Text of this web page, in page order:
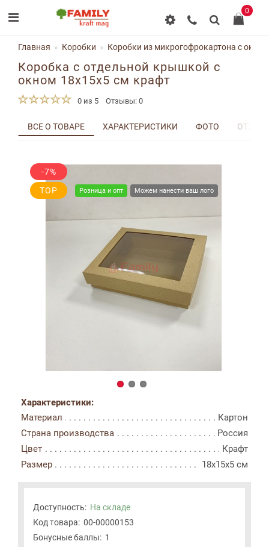
0
Главная Коробки Коробки из микрогофрокартона с окном
Коробка с отдельной крышкой с
окном 18x15x5 см крафт
0 из 5 Отзывы: 0
ВСЕ О ТОВАРЕ ХАРАКТЕРИСТИКИ ФОТО
Розница и опт Можем нанести ваш лого
-7%
TOP
Характеристики:
Материал
Картон
Страна производства
Россия
Цвет
Крафт
Размер
18x15x5 см
Доступность: На складе
Код товара: 00-00000153
Бонусные баллы: 1